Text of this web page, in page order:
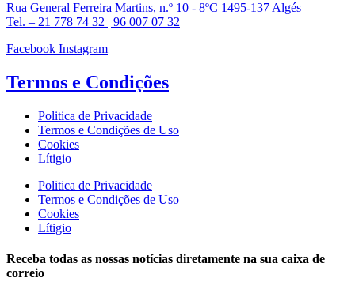
Rua General Ferreira Martins, n.º 10 - 8ºC 1495-137 Algés
Tel. – 21 778 74 32 | 96 007 07 32
Facebook Instagram
Termos e Condições
Politica de Privacidade
Termos e Condições de Uso
Cookies
Lítigio
Politica de Privacidade
Termos e Condições de Uso
Cookies
Lítigio
Receba todas as nossas notícias diretamente na sua caixa de
correio